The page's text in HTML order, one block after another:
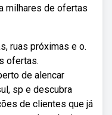
milhares de ofertas
ruas próximas e o.
ofertas.
de alencar
sp e descubra
de clientes que já